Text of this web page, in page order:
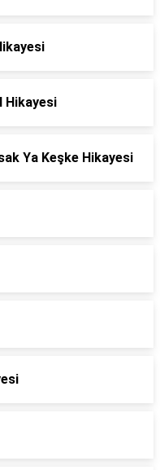
Hikayesi
Ya Keşke Hikayesi